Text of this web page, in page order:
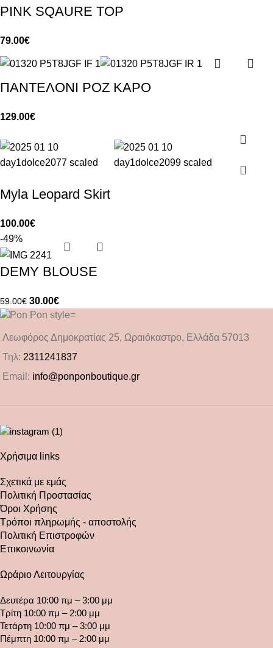
PINK SQAURE TOP
79.00€
ΠΑΝΤΕΛΟΝΙ ΡΟΖ ΚΑΡΟ
129.00€
Myla Leopard Skirt
100.00€
-49%
DEMY BLOUSE
59.00€ 30.00€
Λεωφόρος Δημοκρατίας 25, Ωραιόκαστρο, Ελλάδα 57013
Τηλ: 2311241837
Email: info@ponponboutique.gr
Χρήσιμα links
Σχετικά με εμάς
Πολιτική Προστασίας
Όροι Χρήσης
Τρόποι πληρωμής - αποστολής
Πολιτική Επιστροφών
Επικοινωνία
Ωράριο Λειτουργίας
Δευτέρα 10:00 πμ – 3:00 μμ
Τρίτη 10:00 πμ – 2:00 μμ
Τετάρτη 10:00 πμ – 3:00 μμ
Πέμπτη 10:00 πμ – 2:00 μμ